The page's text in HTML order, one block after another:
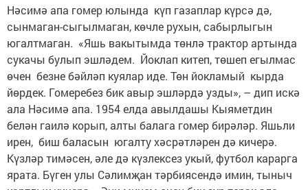
Нәсимә апа гомер юлында күп газаплар күрсә дә,
сынмаган-сыгылмаган, көчле рухын, сабырлыгын
югалтмаган. «Яшь вакытымда төнлә трактор артында
сукачы булып эшләдем. Йоклап китеп, төшеп егылмас
өчен безне бәйләп куялар иде. Төн йокламый кырда
йөрдек. Гомеребез бик авыр эшләрдә узды», – дип искә
ала Нәсимә апа. 1954 елда авылдашы Кыяметдин
белән гаилә корып, алты балага гомер бирәләр. Яшьли
ирен, биш баласын югалту хәсрәтләрен дә кичерә.
Күзләр тимәсен, әле дә күзлексез укый, футбол карарга
ярата. Бүген улы Сәлимҗан тәрбиясендә имин, тыныч